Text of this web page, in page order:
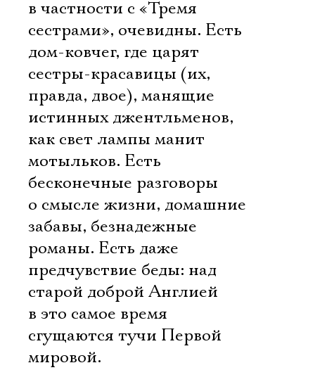
в частности с «Тремя
сестрами», очевидны. Есть
дом-ковчег, где царят
сестры-красавицы (их,
правда, двое), манящие
истинных джентльменов,
как свет лампы манит
мотыльков. Есть
бесконечные разговоры
о смысле жизни, домашние
забавы, безнадежные
романы. Есть даже
предчувствие беды: над
старой доброй Англией
в это самое время
сгущаются тучи Первой
мировой.